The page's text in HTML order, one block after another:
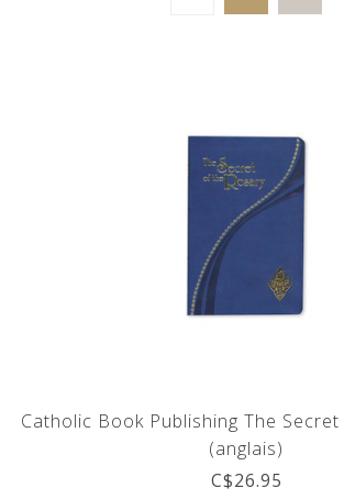
Catholic Book Publishing The
(anglais)
C$26.95